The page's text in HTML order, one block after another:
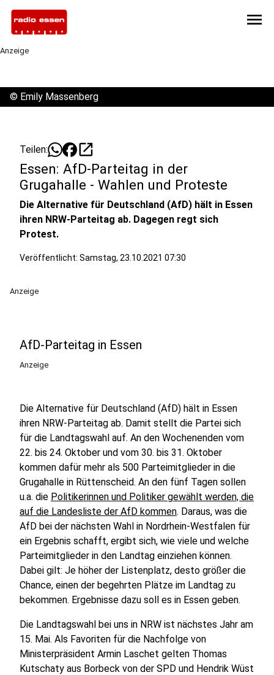
menu
Anzeige
© Emily Massenberg
Teilen: open_in_new
Essen: AfD-Parteitag in der
Grugahalle - Wahlen und Proteste
Die Alternative für Deutschland (AfD) hält in Essen
ihren NRW-Parteitag ab. Dagegen regt sich
Protest.
Veröffentlicht: Samstag, 23.10.2021 07:30
Anzeige
AfD-Parteitag in Essen
Anzeige
Die Alternative für Deutschland (AfD) hält in Essen
ihren NRW-Parteitag ab. Damit stellt die Partei sich
für die Landtagswahl auf. An den Wochenenden vom
22. bis 24. Oktober und vom 30. bis 31. Oktober
kommen dafür mehr als 500 Parteimitglieder in die
Grugahalle in Rüttenscheid. An den fünf Tagen sollen
u.a. die Politikerinnen und Politiker gewählt werden, die
auf die Landesliste der AfD kommen. Daraus, was die
AfD bei der nächsten Wahl in Nordrhein-Westfalen für
ein Ergebnis schafft, ergibt sich, wie viele und welche
Parteimitglieder in den Landtag einziehen können.
Dabei gilt: Je höher der Listenplatz, desto größer die
Chance, einen der begehrten Plätze im Landtag zu
bekommen. Ergebnisse dazu soll es in Essen geben.
Die Landtagswahl bei uns in NRW ist nächstes Jahr am
15. Mai. Als Favoriten für die Nachfolge von
Ministerpräsident Armin Laschet gelten Thomas
Kutschaty aus Borbeck von der SPD und Hendrik Wüst